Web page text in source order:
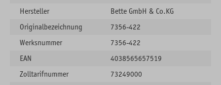
Hersteller
Bette GmbH & Co.KG
Originalbezeichnung
7356-422
Werksnummer
7356-422
EAN
4038565657519
Zolltarifnummer
73249000